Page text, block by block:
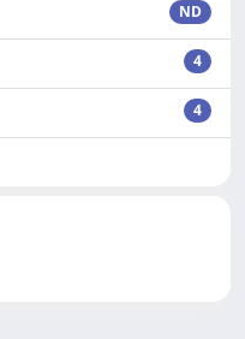
ND
4
4